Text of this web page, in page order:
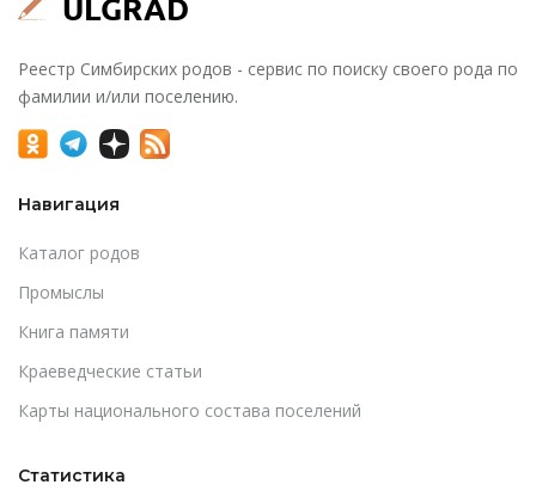
Реестр Симбирских родов - сервис по поиску своего рода по
фамилии и/или поселению.
Навигация
Каталог родов
Промыслы
Книга памяти
Краеведческие статьи
Карты национального состава поселений
Статистика